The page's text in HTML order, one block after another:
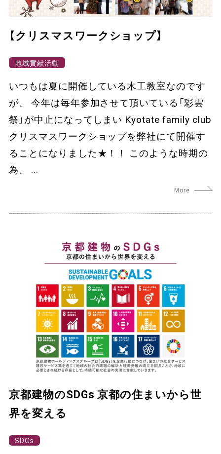
【クリスマスワークショップ】
地域貢献活動
いつもは夏に開催している木工教室なのです
が、 今年は毎年参加させて頂いている「彩雲
祭」が中止になってしまい Kyotate family club
クリスマスワークショップを弊社にて開催す
ることになりました★！！ このような時期の
為、 ...
京都建物のSDGs 京都の住まいから世
界を変える
SDGs